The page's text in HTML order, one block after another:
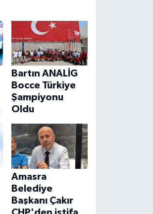
Bartın ANALİG
Bocce Türkiye
Şampiyonu
Oldu
Amasra
Belediye
Başkanı Çakır